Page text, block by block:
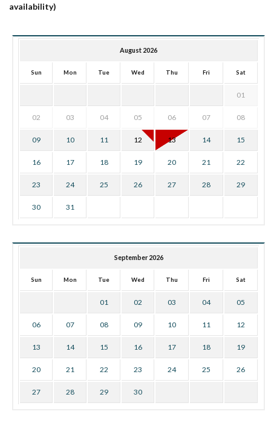
availability)
August 2026
Sun Mon Tue Wed Thu Fri Sat
01
02 03 04 05 06 07 08
09 10 11 12 13 14 15
16 17 18 19 20 21 22
23 24 25 26 27 28 29
30 31
September 2026
Sun Mon Tue Wed Thu Fri Sat
01 02 03 04 05
06 07 08 09 10 11 12
13 14 15 16 17 18 19
20 21 22 23 24 25 26
27 28 29 30